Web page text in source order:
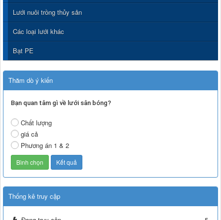
Lưới nuôi trồng thủy sản
Các loại lưới khác
Bạt PE
Thăm dò ý kiến
Bạn quan tâm gì về lưới sân bóng?
Chất lượng
giá cả
Phương án 1 & 2
Thống kê truy cập